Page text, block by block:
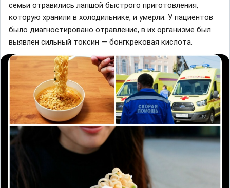
семьи отравились лапшой быстрого приготовления,
которую хранили в холодильнике, и умерли. У пациентов
было диагностировано отравление, в их организме был
выявлен сильный токсин — бонгкрековая кислота.